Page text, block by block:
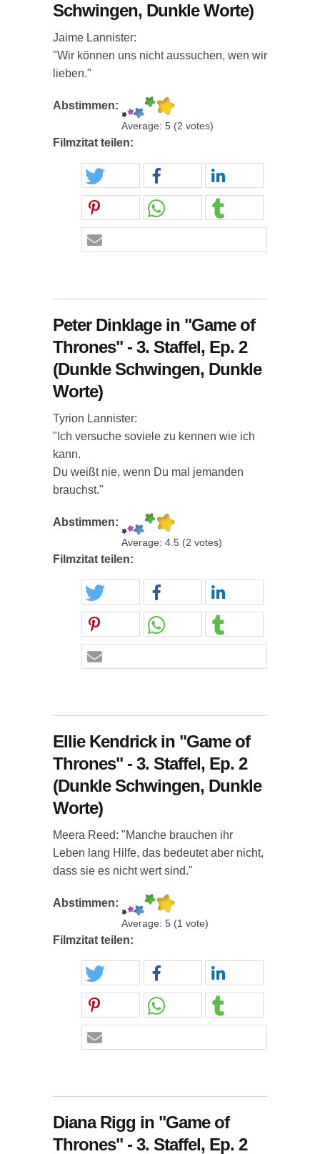
Schwingen, Dunkle Worte)
Jaime Lannister:
"Wir können uns nicht aussuchen, wen wir
lieben."
Abstimmen:
Average: 5 (2 votes)
Filmzitat teilen:
Peter Dinklage in "Game of
Thrones" - 3. Staffel, Ep. 2
(Dunkle Schwingen, Dunkle
Worte)
Tyrion Lannister:
"Ich versuche soviele zu kennen wie ich
kann.
Du weißt nie, wenn Du mal jemanden
brauchst."
Abstimmen:
Average: 4.5 (2 votes)
Filmzitat teilen:
Ellie Kendrick in "Game of
Thrones" - 3. Staffel, Ep. 2
(Dunkle Schwingen, Dunkle
Worte)
Meera Reed: "Manche brauchen ihr
Leben lang Hilfe, das bedeutet aber nicht,
dass sie es nicht wert sind."
Abstimmen:
Average: 5 (1 vote)
Filmzitat teilen:
Diana Rigg in "Game of
Thrones" - 3. Staffel, Ep. 2